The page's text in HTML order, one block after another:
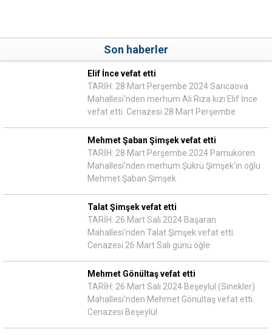
Son haberler
Elif İnce vefat etti
TARİH: 28 Mart Perşembe 2024 Sarıcaova
Mahallesi'nden merhum Ali Rıza kızı Elif İnce
vefat etti. Cenazesi 28 Mart Perşembe
Mehmet Şaban Şimşek vefat etti
TARİH: 28 Mart Perşembe 2024 Pamukören
Mahallesi'nden merhum Şükrü Şimşek'in oğlu
Mehmet Şaban Şimşek
Talat Şimşek vefat etti
TARİH: 26 Mart Salı 2024 Başaran
Mahallesi'nden Talat Şimşek vefat etti.
Cenazesi 26 Mart Salı günü öğle
Mehmet Gönültaş vefat etti
TARİH: 26 Mart Salı 2024 Beşeylül (Sinekler)
Mahallesi'nden Mehmet Gönültaş vefat etti.
Cenazesi Beşeylül